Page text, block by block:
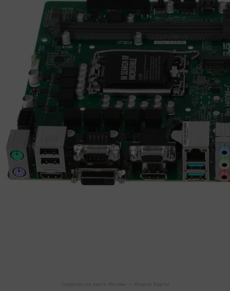
Legionpc на карте Москвы — Яндекс Карты